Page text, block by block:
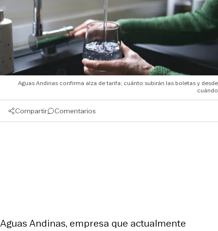
Aguas Andinas confirma alza de tarifa: cuánto subirán las boletas y desde
cuándo
Compartir Comentarios
Aguas Andinas, empresa que actualmente